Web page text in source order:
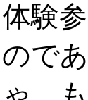
験
で